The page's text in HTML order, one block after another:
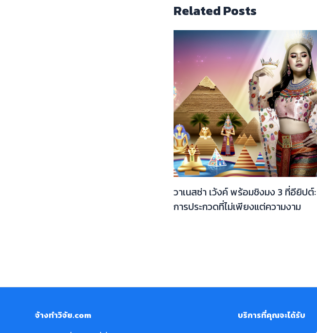
Related Posts
วาเนสซ่า เว้งค์ พร้อมชิงมง 3 ที่อียิปต์:
การประกวดที่ไม่เพียงแต่ความงาม
จ้างทำวิจัย.com
บริการที่คุณจะได้รับ